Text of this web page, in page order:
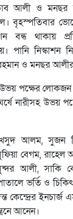
আলী ও মনছর
বৃহস্পতিবার ভোরে
বন্ধ থাকায়
পানি
ও মনছর আলীর
পক্ষের লোকজন
নারীসহ
আলম, সুজন
বেগম,
আলী, সাকি
ভর্তি ও
কেন্দ্রের
আনেন।